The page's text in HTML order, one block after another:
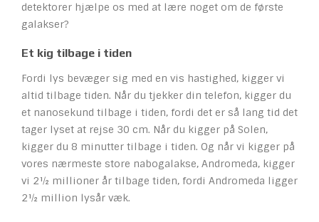
detektorer hjælpe os med at lære noget om de første
galakser?
Et kig tilbage i tiden
Fordi lys bevæger sig med en vis hastighed, kigger vi
altid tilbage tiden. Når du tjekker din telefon, kigger du
et nanosekund tilbage i tiden, fordi det er så lang tid det
tager lyset at rejse 30 cm. Når du kigger på Solen,
kigger du 8 minutter tilbage i tiden. Og når vi kigger på
vores nærmeste store nabogalakse, Andromeda, kigger
vi 2½ millioner år tilbage tiden, fordi Andromeda ligger
2½ million lysår væk.